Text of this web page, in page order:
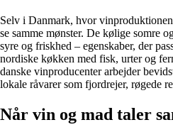
Selv i Danmark, hvor
se samme mønster. De kølige somre
syre og friskhed – egenskaber, der
nordiske køkken med fisk, urter og
danske vinproducenter arbejder
lokale råvarer som fjordrejer, røgede
Når vin og mad taler